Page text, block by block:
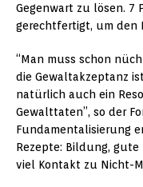
Gegenwart zu lösen. 7
gerechtfertigt, um den
“Man muss schon
die Gewaltakzeptanz
natürlich auch ein
Gewalttaten”, so der
Fundamentalisierung
Rezepte: Bildung,
viel Kontakt zu Nicht-